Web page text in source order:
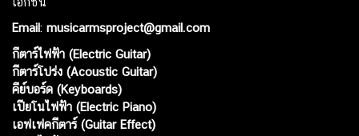
Email: musicarmsproject@gmail.com
กีตาร์ไฟฟ้า (Electric Guitar)
กีตาร์โปร่ง (Acoustic Guitar)
คีย์บอร์ด (Keyboards)
เปียโนไฟฟ้า (Electric Piano)
เอฟเฟคกีตาร์ (Guitar Effect)